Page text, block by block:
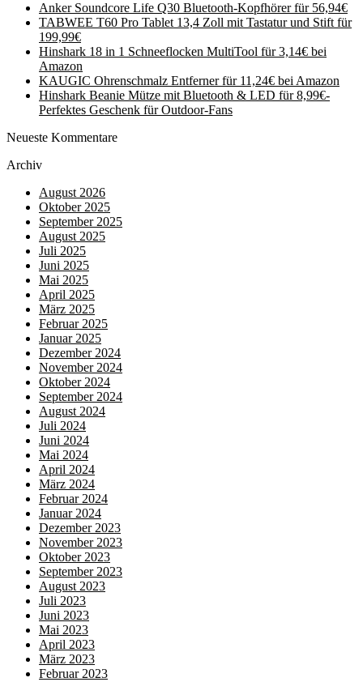
Anker Soundcore Life Q30 Bluetooth-Kopfhörer für 56,94€
TABWEE T60 Pro Tablet 13,4 Zoll mit Tastatur und Stift für
199,99€
Hinshark 18 in 1 Schneeflocken MultiTool für 3,14€ bei
Amazon
KAUGIC Ohrenschmalz Entferner für 11,24€ bei Amazon
Hinshark Beanie Mütze mit Bluetooth & LED für 8,99€-
Perfektes Geschenk für Outdoor-Fans
Neueste Kommentare
Archiv
August 2026
Oktober 2025
September 2025
August 2025
Juli 2025
Juni 2025
Mai 2025
April 2025
März 2025
Februar 2025
Januar 2025
Dezember 2024
November 2024
Oktober 2024
September 2024
August 2024
Juli 2024
Juni 2024
Mai 2024
April 2024
März 2024
Februar 2024
Januar 2024
Dezember 2023
November 2023
Oktober 2023
September 2023
August 2023
Juli 2023
Juni 2023
Mai 2023
April 2023
März 2023
Februar 2023